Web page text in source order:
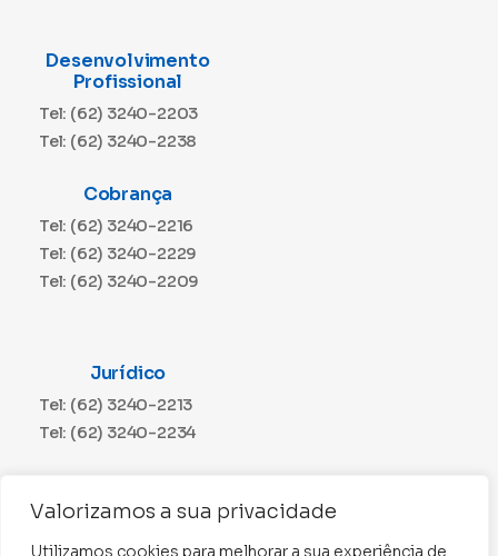
Valorizamos a sua privacidade
Utilizamos cookies para melhorar a sua experiência de
Desenvolvimento
Profissional
Tel: (62) 3240-2203
Tel: (62) 3240-2238
Cobrança
Tel: (62) 3240-2216
Tel: (62) 3240-2229
Tel: (62) 3240-2209
Jurídico
Tel: (62) 3240-2213
Tel: (62) 3240-2234
Tel: (62) 3240-2230